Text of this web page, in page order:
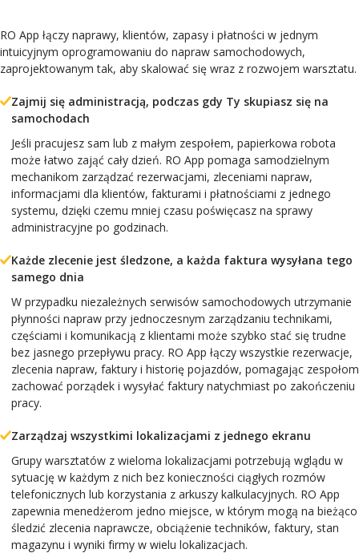
RO App łączy naprawy, klientów, zapasy i płatności w jednym
intuicyjnym oprogramowaniu do napraw samochodowych,
zaprojektowanym tak, aby skalować się wraz z rozwojem warsztatu.
Zajmij się administracją, podczas gdy Ty skupiasz się na
samochodach
Jeśli pracujesz sam lub z małym zespołem, papierkowa robota
może łatwo zająć cały dzień. RO App pomaga samodzielnym
mechanikom zarządzać rezerwacjami, zleceniami napraw,
informacjami dla klientów, fakturami i płatnościami z jednego
systemu, dzięki czemu mniej czasu poświęcasz na sprawy
administracyjne po godzinach.
Każde zlecenie jest śledzone, a każda faktura wysyłana tego
samego dnia
W przypadku niezależnych serwisów samochodowych utrzymanie
płynności napraw przy jednoczesnym zarządzaniu technikami,
częściami i komunikacją z klientami może szybko stać się trudne
bez jasnego przepływu pracy. RO App łączy wszystkie rezerwacje,
zlecenia napraw, faktury i historię pojazdów, pomagając zespołom
zachować porządek i wysyłać faktury natychmiast po zakończeniu
pracy.
Zarządzaj wszystkimi lokalizacjami z jednego ekranu
Grupy warsztatów z wieloma lokalizacjami potrzebują wglądu w
sytuację w każdym z nich bez konieczności ciągłych rozmów
telefonicznych lub korzystania z arkuszy kalkulacyjnych. RO App
zapewnia menedżerom jedno miejsce, w którym mogą na bieżąco
śledzić zlecenia naprawcze, obciążenie techników, faktury, stan
magazynu i wyniki firmy w wielu lokalizacjach.